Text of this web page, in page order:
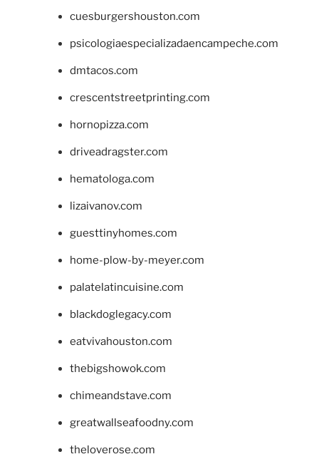
cuesburgershouston.com
psicologiaespecializadaencampeche.com
dmtacos.com
crescentstreetprinting.com
hornopizza.com
driveadragster.com
hematologa.com
lizaivanov.com
guesttinyhomes.com
home-plow-by-meyer.com
palatelatincuisine.com
blackdoglegacy.com
eatvivahouston.com
thebigshowok.com
chimeandstave.com
greatwallseafoodny.com
theloverose.com